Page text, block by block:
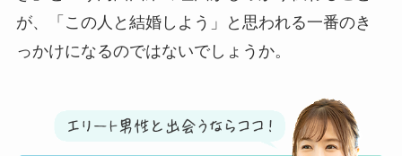
が、「この人と結婚しよう」と思われる一番のき
っかけになるのではないでしょうか。